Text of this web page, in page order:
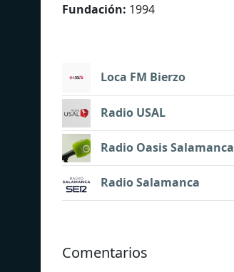
Fundación: 1994
Loca FM Bierzo
Radio USAL
Radio Oasis Salamanca
Radio Salamanca
Comentarios